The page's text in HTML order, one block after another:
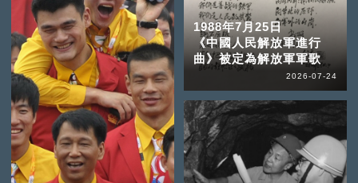
1988年7月25日
《中國人民解放軍進行
曲》被定為解放軍軍歌
2026-07-24